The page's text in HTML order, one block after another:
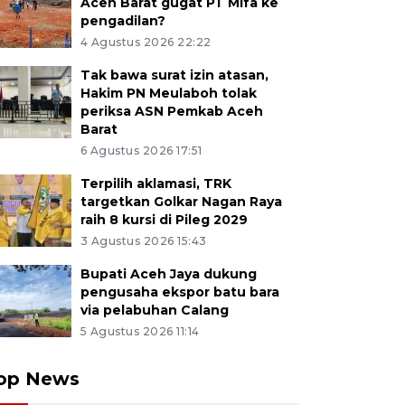
pengadilan?
4 Agustus 2026 22:22
Tak bawa surat izin atasan,
Hakim PN Meulaboh tolak
periksa ASN Pemkab Aceh
Barat
6 Agustus 2026 17:51
Terpilih aklamasi, TRK
targetkan Golkar Nagan Raya
raih 8 kursi di Pileg 2029
3 Agustus 2026 15:43
Bupati Aceh Jaya dukung
pengusaha ekspor batu bara
via pelabuhan Calang
5 Agustus 2026 11:14
News